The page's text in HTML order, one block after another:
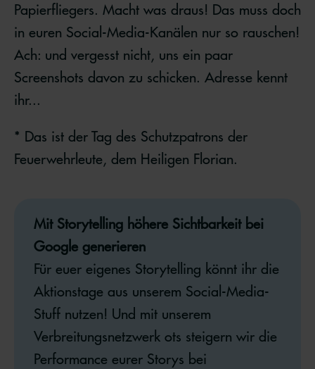
Papierfliegers. Macht was draus! Das muss doch
in euren Social-Media-Kanälen nur so rauschen!
Ach: und vergesst nicht, uns ein paar
Screenshots davon zu schicken. Adresse kennt
ihr...
* Das ist der Tag des Schutzpatrons der
Feuerwehrleute, dem Heiligen Florian.
Mit Storytelling höhere Sichtbarkeit bei
Google generieren
Für euer eigenes Storytelling könnt ihr die
Aktionstage aus unserem Social-Media-
Stuff nutzen! Und mit unserem
Verbreitungsnetzwerk ots steigern wir die
Performance eurer Storys bei